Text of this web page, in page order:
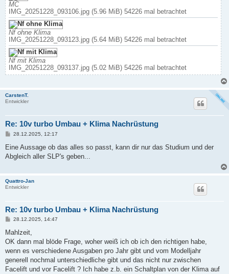
MC
IMG_20251228_093106.jpg (5.96 MiB) 54226 mal betrachtet
Nf ohne Klima
IMG_20251228_093123.jpg (5.64 MiB) 54226 mal betrachtet
Nf mit Klima
IMG_20251228_093137.jpg (5.02 MiB) 54226 mal betrachtet
CarstenT.
Entwickler
Re: 10v turbo Umbau + Klima Nachrüstung
B
i
r
28.12.2025, 12:17
Eine Aussage ob das alles so passt, kann dir nur das Studium und der
Abgleich aller SLP's geben...
Quattro-Jan
Entwickler
Re: 10v turbo Umbau + Klima Nachrüstung
B
i
r
a
28.12.2025, 14:47
Mahlzeit,
OK dann mal blöde Frage, woher weiß ich ob ich den richtigen habe,
wenn es verschiedene Ausgaben pro Jahr gibt und vom Modelljahr
generell nochmal unterschiedliche gibt und das nicht nur zwischen
Facelift und vor Facelift ? Ich habe z.b. ein Schaltplan von der Klima auf